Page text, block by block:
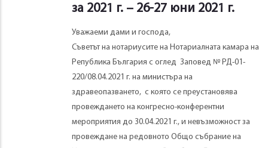
за 2021 г. – 26-27 юни 2021 г.
Уважаеми дами и господа,
Съветът на нотариусите на Нотариалната камара на
Република България с оглед Заповед № РД-01-
220/08.04.2021 г. на министъра на
здравеопазването, с която се преустановява
провеждането на конгресно-конферентни
мероприятия до 30.04.2021 г., и невъзможност за
провеждане на редовното Общо събрание на